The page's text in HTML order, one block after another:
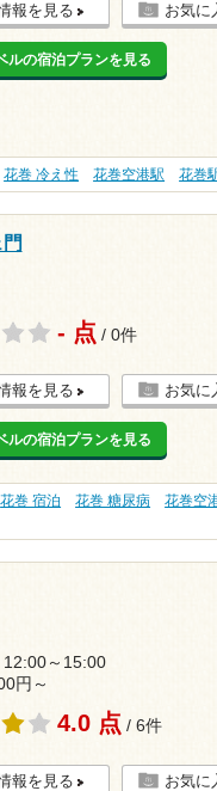
報を見る お気に
ルの宿泊プランを見る
花巻 冷え性 花巻空港駅 花巻
- 点 / 0件
報を見る お気に
ルの宿泊プランを見る
花巻 宿泊 花巻 糖尿病 花巻空
～15:00
円～
4.0 点 / 6件
報を見る お気に